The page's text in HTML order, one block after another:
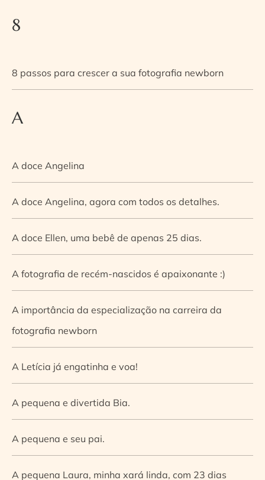
8
8 passos para crescer a sua fotografia newborn
A
A doce Angelina
A doce Angelina, agora com todos os detalhes.
A doce Ellen, uma bebê de apenas 25 dias.
A fotografia de recém-nascidos é apaixonante :)
A importância da especialização na carreira da
fotografia newborn
A Letícia já engatinha e voa!
A pequena e divertida Bia.
A pequena e seu pai.
A pequena Laura, minha xará linda, com 23 dias